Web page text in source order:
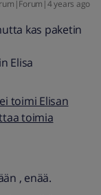
years ago
kas paketin
Elisa
toimi Elisan
toimia
, enää.